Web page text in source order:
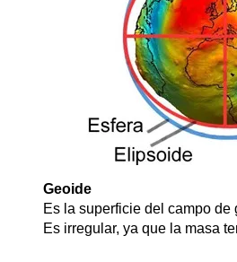
Geoide
Es la superficie del campo
Es irregular, ya que la masa